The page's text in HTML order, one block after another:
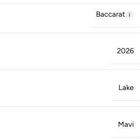
Baccarat
2026
Lake
Mavi